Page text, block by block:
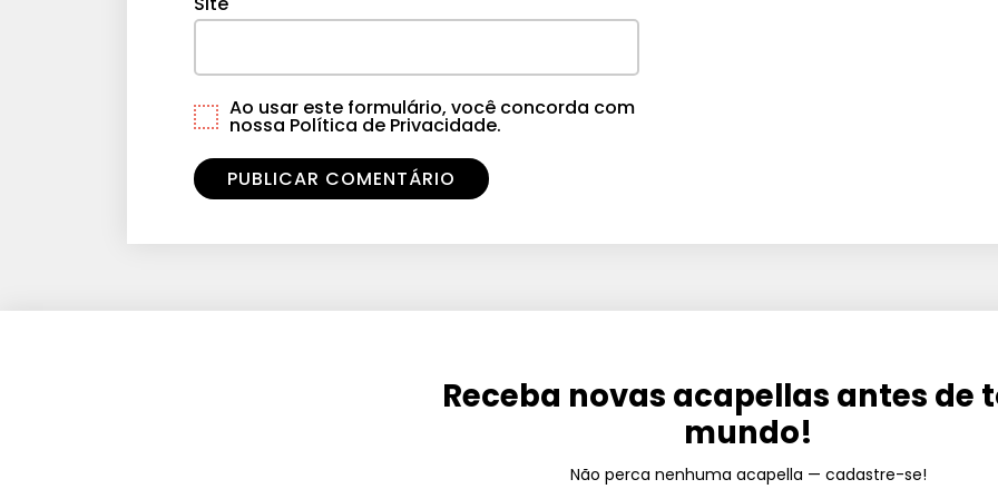
Ao usar este formulário, você concorda com
nossa Política de Privacidade.
Receba novas acapellas antes de
mundo!
Não perca nenhuma acapella — cadastre-se!